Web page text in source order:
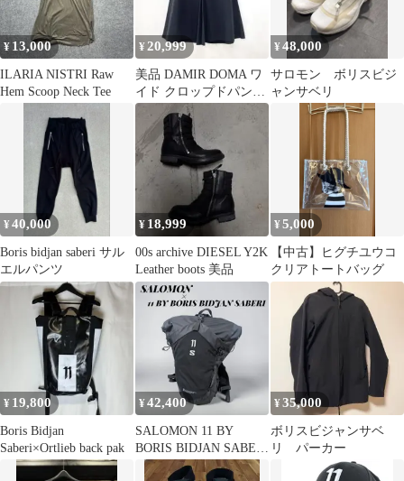
¥ 13,000
ILARIA NISTRI Raw
Hem Scoop Neck Tee
¥20,999
美品 DAMIR DOMA ワ
イド クロップドパンツ
ブラック XS コットン
¥48,000
サロモン ボリスビジ
ャンサベリ
¥40,000
Boris bidjan saberi サル
エルパンツ
¥ 18,999
00s archive DIESEL Y2K
Leather boots 美品
¥5,000
【中古】ヒグチユウコ
クリアトートバッグ
¥ 19,800
Boris Bidjan
Saberi×Ortlieb back pak
¥42,400
SALOMON 11 BY
BORIS BIDJAN SABERI
バックパック
¥35,000
ボリスビジャンサベ
リ パーカー